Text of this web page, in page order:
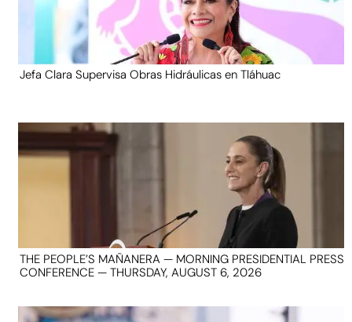
Jefa Clara Supervisa Obras Hidráulicas en Tláhuac
THE PEOPLE’S MAÑANERA — MORNING PRESIDENTIAL PRESS
CONFERENCE — THURSDAY, AUGUST 6, 2026